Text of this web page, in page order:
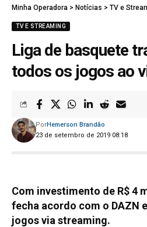
Minha Operadora > Notícias > TV e
TV E STREAMING
Liga de basquete
todos os jogos ao
23 de setembro de 2019 08:18
PorHemerson Brandão
Com investimento de R$ 4
fecha acordo com o DAZN
jogos via streaming.